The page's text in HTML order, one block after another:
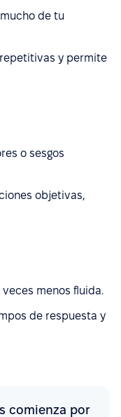
de tu
y permite
o sesgos
objetivas,
menos fluida.
de respuesta y
comienza por